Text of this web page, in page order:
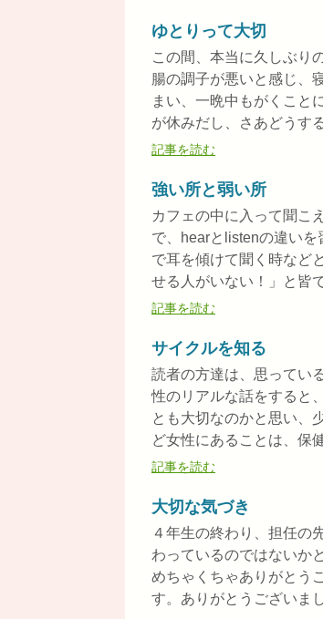
ゆとりって大切
この間、本当に久しぶり
腸の調子が悪いと感じ、
まい、一晩中もがくこと
が休みだし、さあどうす
記事を読む
強い所と弱い所
カフェの中に入って聞こ
で、hearとlistenの違い
で耳を傾けて聞く時など
せる人がいない！」と皆
記事を読む
サイクルを知る
読者の方達は、思ってい
性のリアルな話をすると
とも大切なのかと思い、
ど女性にあることは、保
記事を読む
大切な気づき
４年生の終わり、担任の
わっているのではないか
めちゃくちゃありがとう
す。ありがとうございま